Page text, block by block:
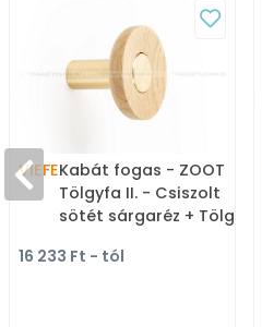
VIEFEKabát fogas - ZOOT
Tölgyfa II. - Csiszolt
sötét sárgaréz + Tölgy
Gumi - Egy akasztós
16 233 Ft - tól